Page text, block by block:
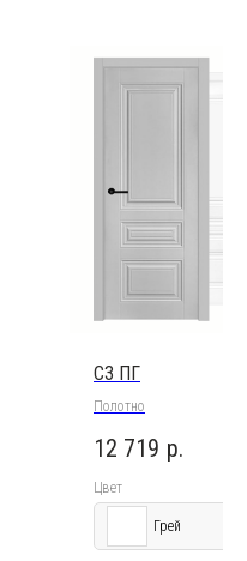
C3 ПГ
Полотно
12 719 р.
Цвет
Грей